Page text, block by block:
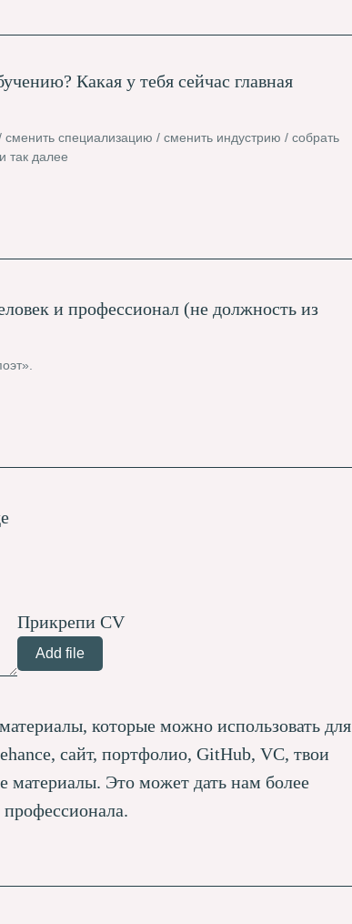
Какая у тебя сейчас главная
специализацию / сменить индустрию / собрать
так далее
и профессионал (не должность из
Прикрепи CV
Add file
которые можно использовать для
сайт, портфолио, GitHub, VC, твои
материалы. Это может дать нам более